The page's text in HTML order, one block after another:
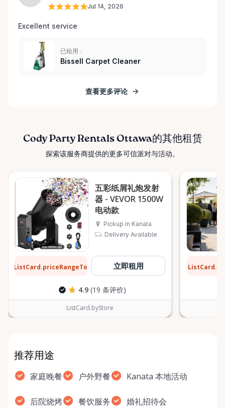
Jul 14, 2026
Excellent service
已租用：
Bissell Carpet Cleaner
查看更多评论
Cody Party Rentals Ottawa的其他租赁
探索该服务商提供的更多可信派对与活动。
五彩纸屑礼炮发射
器 - VEVOR 1500W
电动款
Pickup in Kanata
Delivery Available
ListCard.priceRangeTo 立即租用
4.9 (19 条评价)
ListCard.byStore
推荐用途
家庭晚餐 户外野餐 Kanata 本地活动
后院烧烤 餐饮服务 婚礼招待会